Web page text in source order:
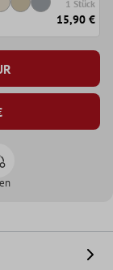
1 Stück
15,90 €